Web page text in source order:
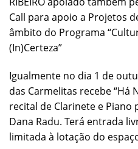
Call para apoio a Projetos
âmbito do Programa
(In)Certeza”
Igualmente no dia 1 de
das Carmelitas recebe “Há
recital de Clarinete e Piano
Dana Radu. Terá entrada
limitada à lotação do